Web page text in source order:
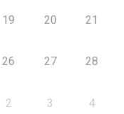
19 20 21
26 27 28
2 3 4